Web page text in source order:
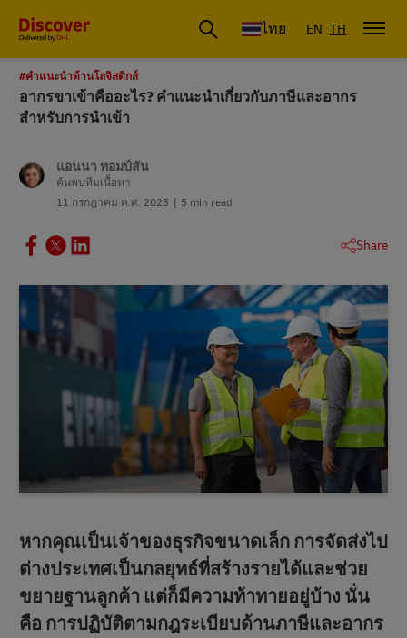
ดีเอชแอล ประเทศไทย ไทย EN TH
#คําแนะนําด้านโลจิสติกส์
อากรขาเข้าคืออะไร? คำแนะนำเกี่ยวกับภาษีและอากร
สำหรับการนำเข้า
แอนนา ทอมป์สัน
ค้นพบทีมเนื้อหา
11 กรกฎาคม ค.ศ. 2023
5 min read
Share
หากคุณเป็นเจ้าของธุรกิจขนาดเล็ก การจัดส่งไป
ต่างประเทศเป็นกลยุทธ์ที่สร้างรายได้และช่วย
ขยายฐานลูกค้า แต่ก็มีความท้าทายอยู่บ้าง นั่น
คือ การปฏิบัติตามกฎระเบียบด้านภาษีและอากร